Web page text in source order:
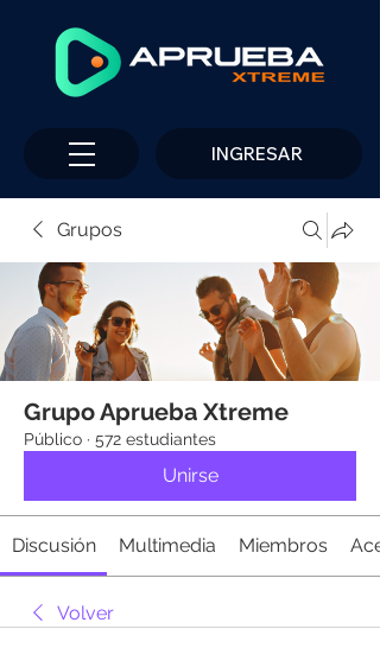
INGRESAR
Grupos
Grupo Aprueba Xtreme
Público · 572 estudiantes
Unirse
Discusión Multimedia Miembros
Volver